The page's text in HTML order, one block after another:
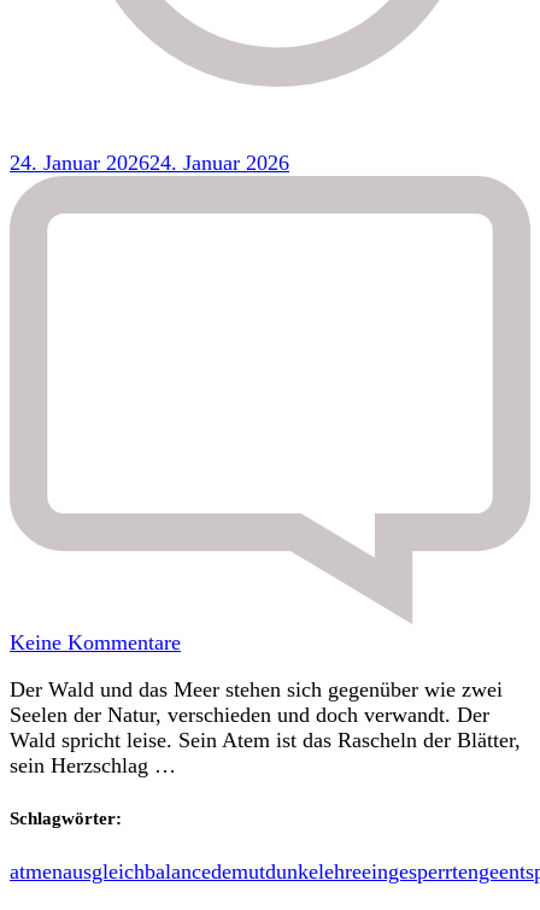
24. Januar 202624. Januar 2026
Keine Kommentarezu
und
doch
Gleichklang
Der Wald und das Meer stehen sich gegenüber wie zwei
Seelen der Natur, verschieden und doch verwandt. Der
Wald spricht leise. Sein Atem ist das Rascheln der Blätter,
sein Herzschlag …
Schlagwörter:
atmenausgleichbalancedemutdunkelehreeingesperrtenge